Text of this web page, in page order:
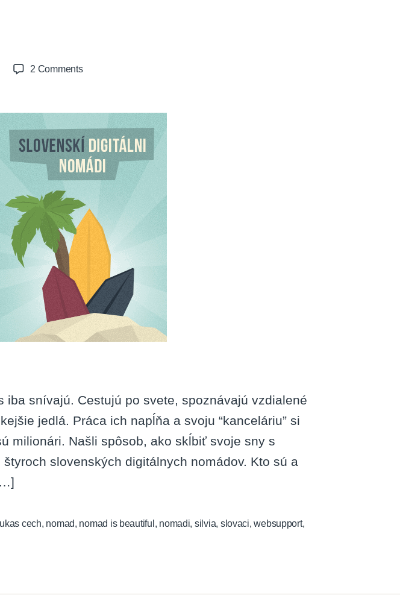
2 Commentson
slovenskí
digitálni
nomádi
iba snívajú. Cestujú po svete, spoznávajú vzdialené
jedlá. Práca ich napĺňa a svoju “kanceláriu” si
milionári. Našli spôsob, ako skĺbiť svoje sny s
slovenských digitálnych nomádov. Kto sú a
lukas cech, nomad, nomad is beautiful , nomadi, silvia, slovaci,websupport,